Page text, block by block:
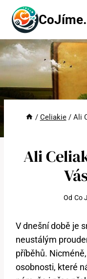
Přeskočit
obsah
/ Celiakie / Ali
Ali
Od Co
V dnešní době je
neustálým
příběhů.
osobnosti, které